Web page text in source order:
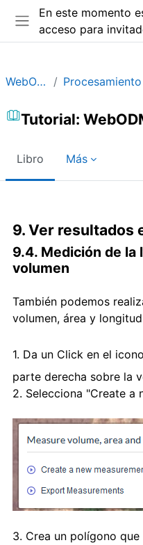
Salta al contenido principal
Panel lateral
En este momento
acceso para
WebODM_ES
Tutorial:
Libro Más
9. Ver resultados
9.4. Medición de la
volumen
También podemos
volumen, área y
1. Da un Click en el icono
parte derecha sobre la
2. Selecciona "Create a
3. Crea un polígono